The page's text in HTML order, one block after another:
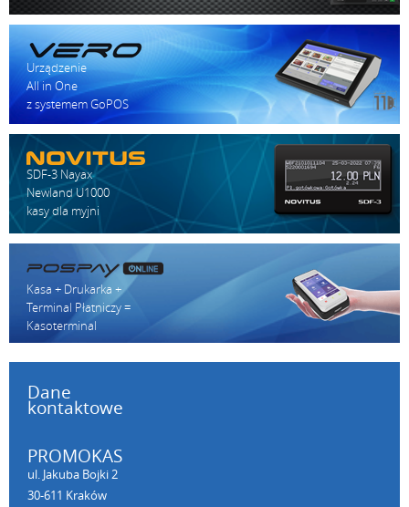
Urządzenie
All in One
z systemem GoPOS
SDF-3 Nayax
Newland U1000
kasy dla myjni
Kasa + Drukarka +
Terminal Płatniczy =
Kasoterminal
Dane
kontaktowe
PROMOKAS
ul. Jakuba Bojki 2
30-611 Kraków